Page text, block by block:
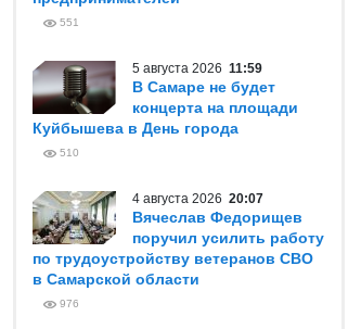
551
5 августа 2026 11:59
В Самаре не будет
концерта на площади
Куйбышева в День города
510
4 августа 2026 20:07
Вячеслав Федорищев
поручил усилить работу
по трудоустройству ветеранов СВО
в Самарской области
976